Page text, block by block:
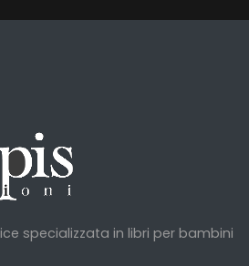
specializzata in libri per bambini